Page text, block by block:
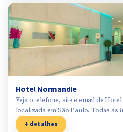
Hotel Normandie
Veja o telefone, site e email de
localizada em São Paulo. Todas as
+ detalhes